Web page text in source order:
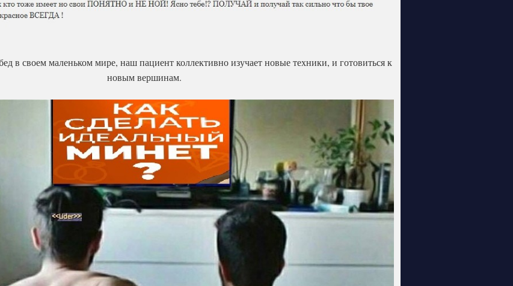
в своем маленьком мире, наш пациент коллективно изучает новые техники, и готовиться к
новым вершинам.